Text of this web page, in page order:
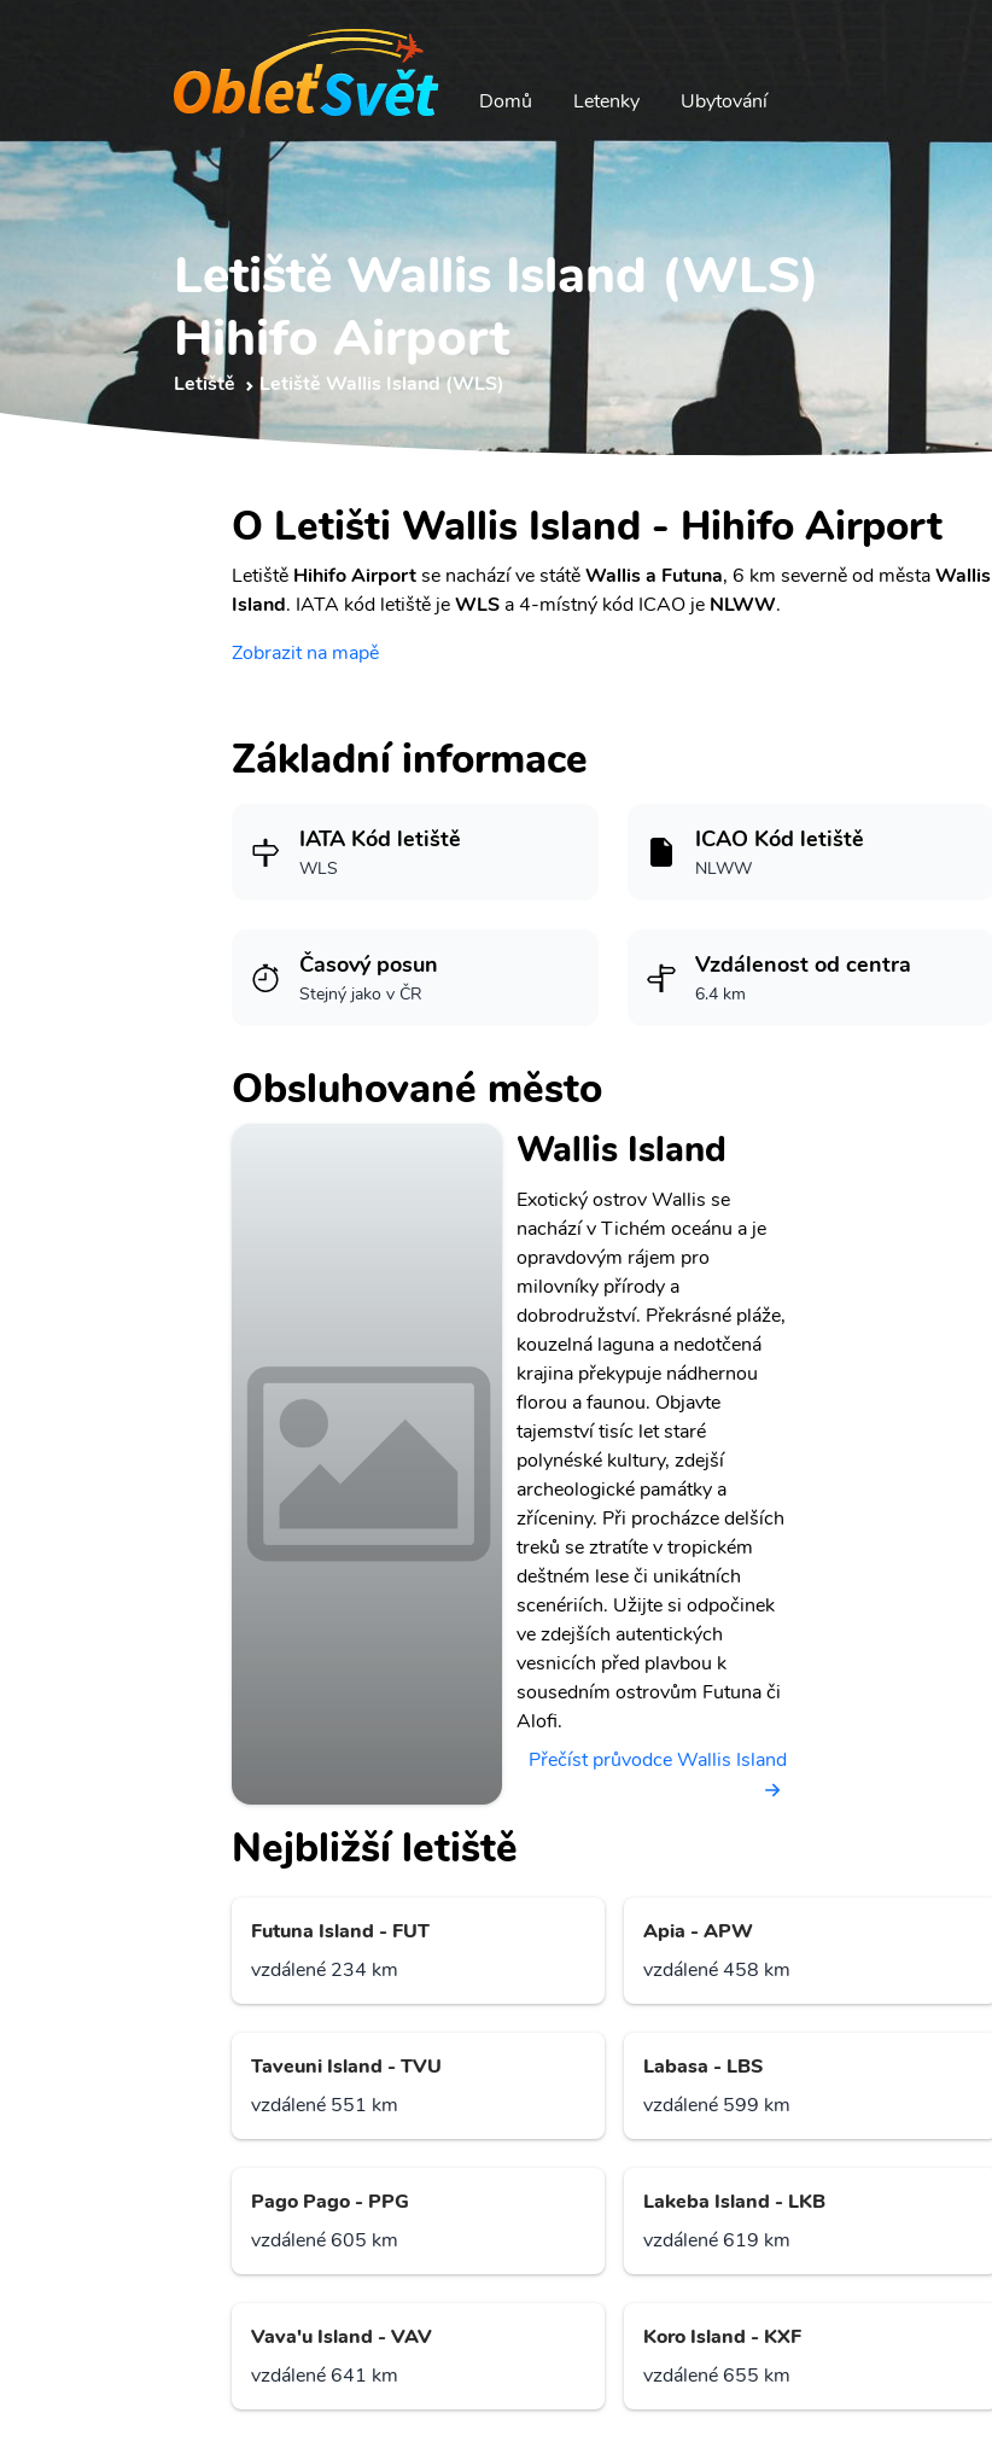
Domů Letenky Ubytování
Letiště Wallis Island (WLS)
Hihifo Airport
Letiště Letiště Wallis Island (WLS)
O Letišti Wallis Island - Hihifo Airport
Letiště Hihifo Airportse nachází ve státěWallis a Futuna, 6 km severně od městaWallis
Island. IATA kód letiště jeWLS a 4-místný kód ICAO je NLWW.
Zobrazit na mapě
Základní informace
IATA Kód letiště
WLS
ICAO Kód letiště
NLWW
Časový posun
Stejný jako v ČR
Vzdálenost od centra
6.4 km
Obsluhované město
Wallis Island
Exotický ostrov Wallis se
nachází v Tichém oceánu a je
opravdovým rájem pro
milovníky přírody a
dobrodružství. Překrásné pláže,
kouzelná laguna a nedotčená
krajina překypuje nádhernou
florou a faunou. Objavte
tajemství tisíc let staré
polynéské kultury, zdejší
archeologické památky a
zříceniny. Při procházce delších
treků se ztratíte v tropickém
deštném lese či unikátních
scenériích. Užijte si odpočinek
ve zdejších autentických
vesnicích před plavbou k
sousedním ostrovům Futuna či
Alofi.
Přečíst průvodce Wallis Island
Nejbližší letiště
Futuna Island - FUT
vzdálené 234 km
Apia - APW
vzdálené 458 km
Taveuni Island - TVU
vzdálené 551 km
Labasa - LBS
vzdálené 599 km
Pago Pago - PPG
vzdálené 605 km
Lakeba Island - LKB
vzdálené 619 km
Vava'u Island - VAV
vzdálené 641 km
Koro Island - KXF
vzdálené 655 km